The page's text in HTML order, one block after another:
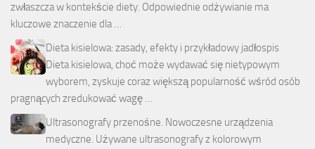
zwłaszcza w kontekście diety. Odpowiednie odżywianie ma
kluczowe znaczenie dla …
Dieta kisielowa: zasady, efekty i przykładowy jadłospis
Dieta kisielowa, choć może wydawać się nietypowym
wyborem, zyskuje coraz większą popularność wśród osób
pragnących zredukować wagę …
Ultrasonografy przenośne. Nowoczesne urządzenia
medyczne. Używane ultrasonografy z kolorowym